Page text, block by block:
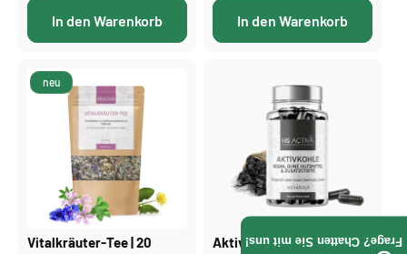
In den Warenkorb In den Warenkorb
neu
Vitalkräuter-Tee | 20
Aktivkohle Kapseln | Food
Frage? Chatten Sie mit uns!